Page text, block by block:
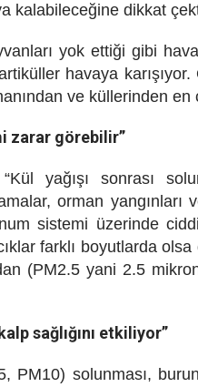
kalabileceğine dikkat
yok ettiği gibi
havaya
ve küllerinden
zarar görebilir”
yağışı sonrası
orman yangınları
sistemi üzerinde
farklı boyutlarda
(PM2.5 yani 2.5
sağlığını etkiliyor”
PM10) solunması,